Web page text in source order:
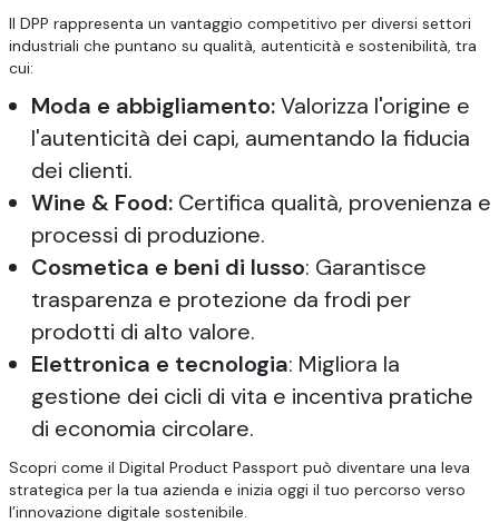
Il DPP rappresenta un vantaggio competitivo per diversi settori
industriali che puntano su qualità, autenticità e sostenibilità, tra
cui:
Moda e abbigliamento:Valorizza l'origine e
l'autenticità dei capi, aumentando la fiducia
dei clienti.
Wine & Food:Certifica qualità, provenienza e
processi di produzione.
Cosmetica e beni di lusso: Garantisce
trasparenza e protezione da frodi per
prodotti di alto valore.
Elettronica e tecnologia: Migliora la
gestione dei cicli di vita e incentiva pratiche
di economia circolare.
Scopri come il Digital Product Passport può diventare una leva
strategica per la tua azienda e inizia oggi il tuo percorso verso
l’innovazione digitale sostenibile.